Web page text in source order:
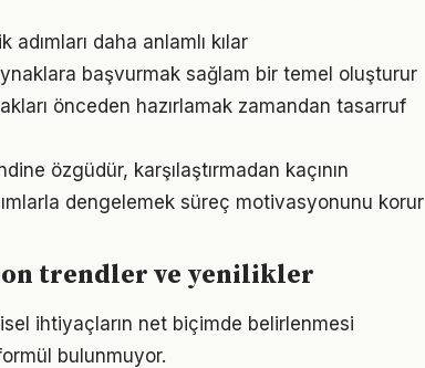
daha anlamlı kılar
başvurmak sağlam bir temel oluşturur
önceden hazırlamak zamandan tasarruf
özgüdür, karşılaştırmadan kaçının
dengelemek süreç motivasyonunu korur
trendler ve yenilikler
ihtiyaçların net biçimde belirlenmesi
bulunmuyor.